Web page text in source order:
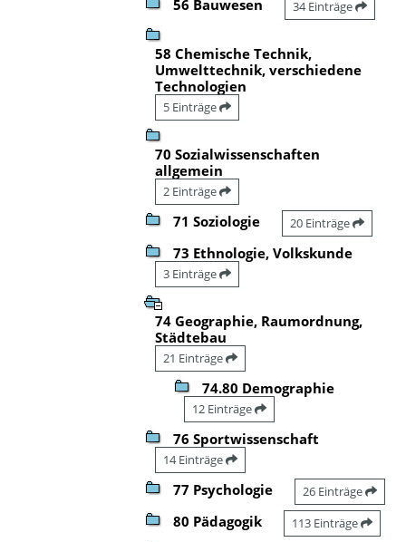
56 Bauwesen 34 Einträge
58 Chemische Technik,
Umwelttechnik, verschiedene
Technologien
5 Einträge
70 Sozialwissenschaften
allgemein
2 Einträge
71 Soziologie 20 Einträge
73 Ethnologie, Volkskunde
3 Einträge
74 Geographie, Raumordnung,
Städtebau
21 Einträge
74.80 Demographie
12 Einträge
76 Sportwissenschaft
14 Einträge
77 Psychologie 26 Einträge
80 Pädagogik 113 Einträge